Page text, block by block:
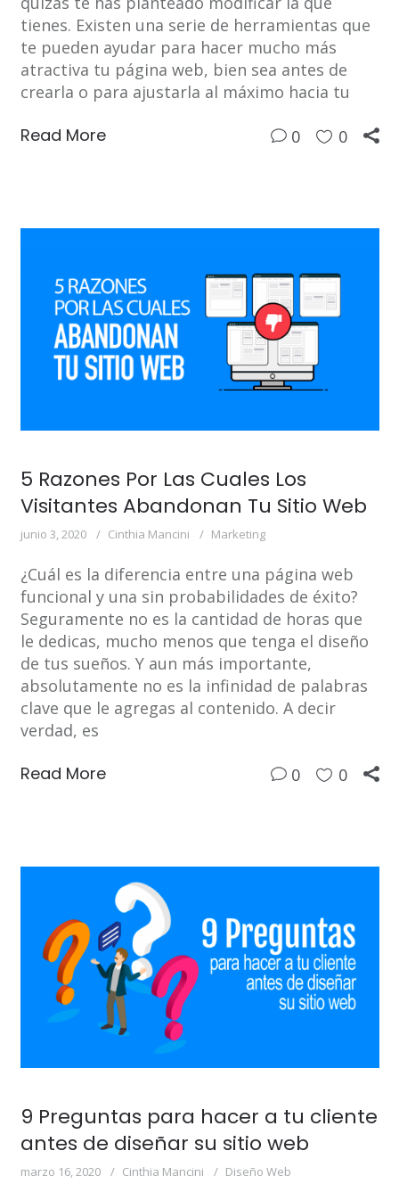
tienes. Existen una serie de herramientas que
te pueden ayudar para hacer mucho más
atractiva tu página web, bien sea antes de
crearla o para ajustarla al máximo hacia tu
Read More 0 0
5 Razones Por Las Cuales Los
Visitantes Abandonan Tu Sitio Web
junio 3, 2020 Cinthia Mancini Marketing
¿Cuál es la diferencia entre una página web
funcional y una sin probabilidades de éxito?
Seguramente no es la cantidad de horas que
le dedicas, mucho menos que tenga el diseño
de tus sueños. Y aun más importante,
absolutamente no es la infinidad de palabras
clave que le agregas al contenido. A decir
verdad, es
Read More 0 0
9 Preguntas para hacer a tu cliente
antes de diseñar su sitio web
marzo 16, 2020 Cinthia Mancini Diseño Web